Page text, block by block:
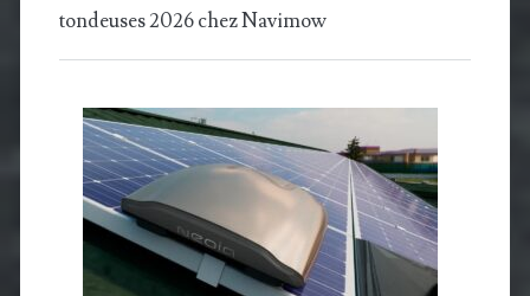
tondeuses 2026 chez Navimow